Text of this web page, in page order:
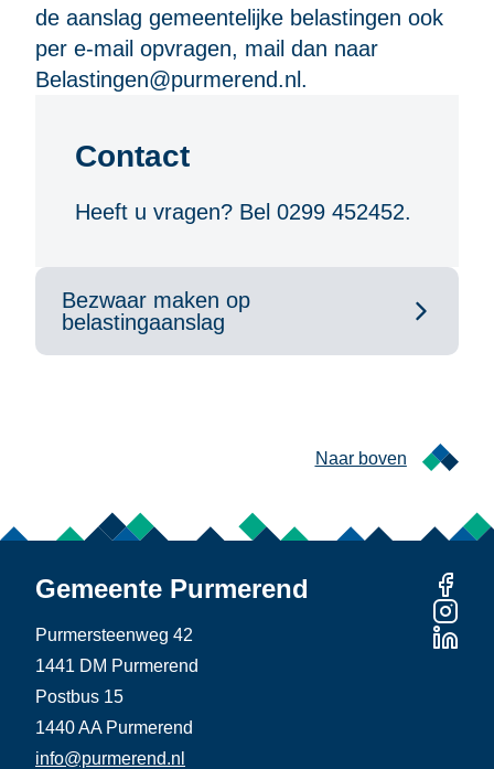
de aanslag gemeentelijke belastingen ook
per e-mail opvragen, mail dan naar
Belastingen@purmerend.nl.
Contact
Heeft u vragen? Bel 0299 452452.
Bezwaar maken op
belastingaanslag
Naar boven
Gemeente Purmerend
Purmersteenweg 42
1441 DM Purmerend
Postbus 15
1440 AA Purmerend
info@purmerend.nl